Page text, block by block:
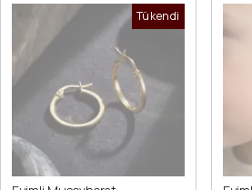
Tükendi